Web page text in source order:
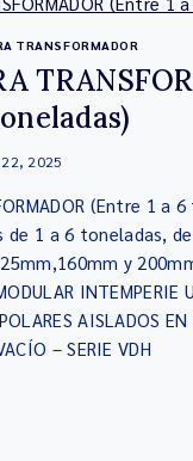
TRANSFORMADOR
2025
(Entre 1 a
1 a 6 toneladas,
y
INTEMPERIE
AISLADOS EN
– SERIE VDH